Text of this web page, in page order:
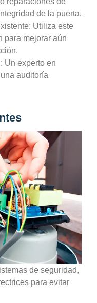
de la puerta.
Utiliza este
para mejorar aún
Un experto en
auditoría
de seguridad,
para evitar